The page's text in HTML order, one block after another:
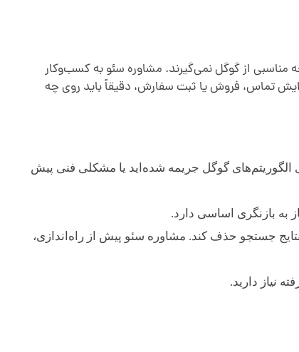
مناسبی از گوگل نمی‌گیرند. مشاوره سئو به کسب‌وکار
تماس، فروش یا ثبت سفارش، دقیقاً باید روی چه
گوگل جریمه شده‌اید یا مشکلی فنی پیش
به بازنگری اساسی دارد.
جستجو حذف کند. مشاوره سئو پیش از راه‌اندازی،
نیاز دارید.